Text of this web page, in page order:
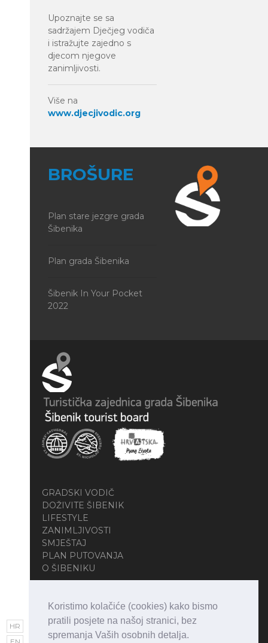
Koristimo kolačiće (cookies) kako bismo
pratili posjete na našoj stranici, bez
spremanja Vaših osobnih detalja.
HR
Upoznajte se sa
sadržajem Dječjeg vodiča
i istražujte zajedno s
djecom njegove
zanimljivosti.
Više na
www.djecjivodic.org
BROŠURE
Plan stare jezgre grada
Šibenika
Plan grada Šibenika
Šibenik In Your Pocket
2022
GRADSKI VODIČ
DOŽIVITE ŠIBENIK
LIFESTYLE
ZANIMLJIVOSTI
SMJEŠTAJ
PLAN PUTOVANJA
O ŠIBENIKU